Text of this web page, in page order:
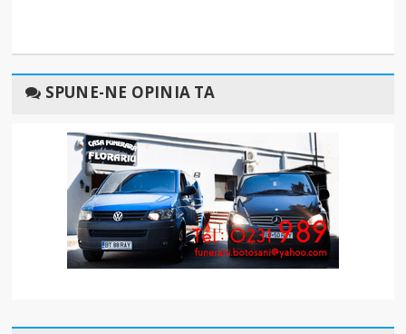
SPUNE-NE OPINIA TA